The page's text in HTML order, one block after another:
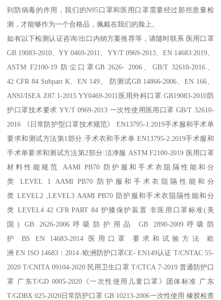
到防病毒的作用，我们的N95口罩和医用口罩需要经过那些质量检
测，才能够作为一个合格品，佩戴在我们的脸上。
如有以下检测认证咨询/出口内销方案推荐等，请随时联系 医用口罩
GB 19083-2010、YY 0469-2011、YY/T 0969-2013、EN 14683:2019、
ASTM F2100-19 防尘口罩GB 2626- 2006、GB/T 32610-2016、
42 CFR 84 Subpart K、EN 149、 防测试GB 14866-2006、EN 166、
ANSI/ISEA Z87.1-2015 YY0469-2011医用外科口罩 GB19083-2010防
护口罩技术要求 YY/T 0969-2013 一次性使用医用口罩 GB/T 32610-
2016 《日常防护型口罩技术规范》 EN13795-1:2019手术服和手术单
要求和测试方法第1部分:手术衣和手术单 EN13795-2:2019手术服和
手术单要求和测试方法第2部分:洁净服 ASTM F2100-2019 医用口罩
材料性能规范 AAMI PB70 防护服和手术衣阻隔性能和分
类 LEVEL 1 AAMI PB70 防护服和手术衣阻隔性能和分
类 LEVEL2 ,LEVEL3 AAMI PB70 防护服和手术衣阻隔性能和分
类 LEVEL4 42 CFR PART 84 护膝保护装置 非医用口罩标准(美
国) GB 2626-2006呼吸防护用品 GB 2890-2009呼吸防
护 BS EN 14683-2014 医用口罩 要求和试验方法 欧
洲 EN ISO 14683：2014 /欧洲防护口罩CE- EN149认证 T/CNTAC 55-
2020 T/CNITA 09104-2020 民用卫生口罩 T/CTCA 7-2019 普通防护口
罩 广东T/GD 0005-2020《一次性使用儿童口罩》团体标准 广东
T/GDBX 025-2020日常防护口罩 GB 10213-2006一次性使用 橡胶检查